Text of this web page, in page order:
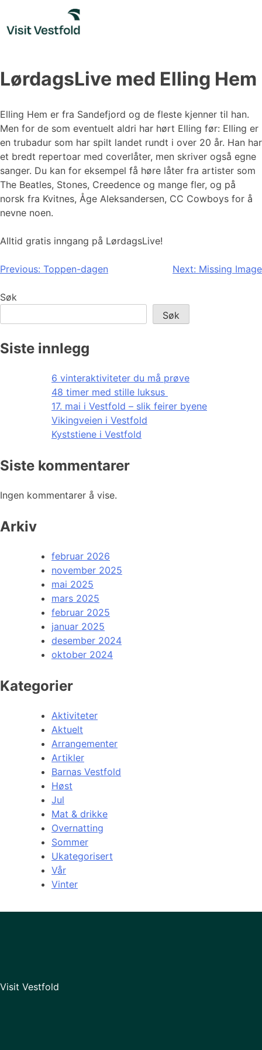
content
LørdagsLive med Elling Hem
Elling Hem er fra Sandefjord og de fleste kjenner til han.
Men for de som eventuelt aldri har hørt Elling før: Elling er
en trubadur som har spilt landet rundt i over 20 år. Han har
et bredt repertoar med coverlåter, men skriver også egne
sanger. Du kan for eksempel få høre låter fra artister som
The Beatles, Stones, Creedence og mange fler, og på
norsk fra Kvitnes, Åge Aleksandersen, CC Cowboys for å
nevne noen.
Alltid gratis inngang på LørdagsLive!
Innleggsnavigasjon
Previous: Toppen-dagen Next: Missing Image
Søk
Søk
Siste innlegg
6 vinteraktiviteter du må prøve
48 timer med stille luksus
17. mai i Vestfold – slik feirer byene
Vikingveien i Vestfold
Kyststiene i Vestfold
Siste kommentarer
Ingen kommentarer å vise.
Arkiv
februar 2026
november 2025
mai 2025
mars 2025
februar 2025
januar 2025
desember 2024
oktober 2024
Kategorier
Aktiviteter
Aktuelt
Arrangementer
Artikler
Barnas Vestfold
Høst
Jul
Mat & drikke
Overnatting
Sommer
Ukategorisert
Vår
Vinter
Visit Vestfold